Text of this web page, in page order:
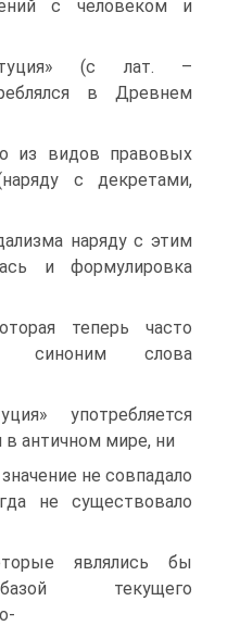
с человеком и
(с лат. –
в Древнем
из видов правовых
с декретами,
наряду с этим
и формулировка
теперь часто
синоним слова
употребляется
в античном мире, ни
не совпадало
не существовало
являлись бы
текущего